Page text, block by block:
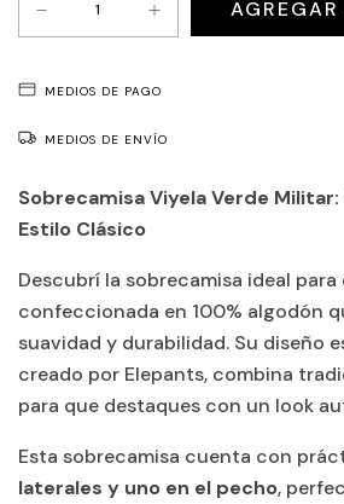
MEDIOS DE PAGO
MEDIOS DE ENVÍO
Sobrecamisa Viyela Verde
Estilo Clásico
Descubrí la sobrecamisa ideal
confeccionada en 100% algodón
suavidad y durabilidad. Su diseño
creado por Elepants, combina
para que destaques con un look
Esta sobrecamisa cuenta con
laterales y uno en el pecho,